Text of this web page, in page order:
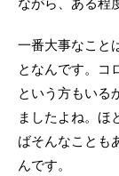
ながら、ある程
一番大事なこと
となんです。コ
という方もいる
ましたよね。ほ
ばそんなことも
んです。